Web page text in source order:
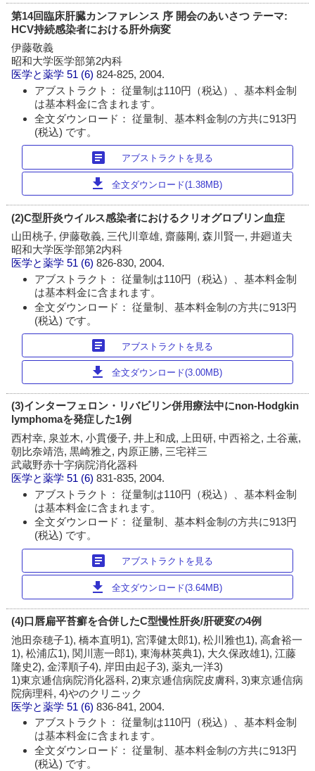
第14回臨床肝臓カンファレンス 序 開会のあいさつ テーマ:
HCV持続感染者における肝外病変
伊藤敬義
昭和大学医学部第2内科
医学と薬学 51 (6)824-825, 2004.
アブストラクト： 従量制は110円（税込）、基本料金制
は基本料金に含まれます。
全文ダウンロード： 従量制、基本料金制の方共に913円
(税込) です。
article アブストラクトを見る
download 全文ダウンロード(1.38MB)
(2)C型肝炎ウイルス感染者におけるクリオグロブリン血症
山田桃子, 伊藤敬義, 三代川章雄, 齋藤剛, 森川賢一, 井廻道夫
昭和大学医学部第2内科
医学と薬学 51 (6)826-830, 2004.
アブストラクト： 従量制は110円（税込）、基本料金制
は基本料金に含まれます。
全文ダウンロード： 従量制、基本料金制の方共に913円
(税込) です。
article アブストラクトを見る
download 全文ダウンロード(3.00MB)
(3)インターフェロン・リバビリン併用療法中にnon-Hodgkin
lymphomaを発症した1例
西村幸, 泉並木, 小貫優子, 井上和成, 上田研, 中西裕之, 土谷薫,
朝比奈靖浩, 黒崎雅之, 内原正勝, 三宅祥三
武蔵野赤十字病院消化器科
医学と薬学 51 (6)831-835, 2004.
アブストラクト： 従量制は110円（税込）、基本料金制
は基本料金に含まれます。
全文ダウンロード： 従量制、基本料金制の方共に913円
(税込) です。
article アブストラクトを見る
download 全文ダウンロード(3.64MB)
(4)口唇扁平苔癬を合併したC型慢性肝炎/肝硬変の4例
池田奈穂子1), 橋本直明1), 宮澤健太郎1), 松川雅也1), 高倉裕一
1), 松浦広1), 関川憲一郎1), 東海林英典1), 大久保政雄1), 江藤
隆史2), 金澤順子4), 岸田由起子3), 薬丸一洋3)
1)東京逓信病院消化器科, 2)東京逓信病院皮膚科, 3)東京逓信病
院病理科, 4)やのクリニック
医学と薬学 51 (6)836-841, 2004.
アブストラクト： 従量制は110円（税込）、基本料金制
は基本料金に含まれます。
全文ダウンロード： 従量制、基本料金制の方共に913円
(税込) です。